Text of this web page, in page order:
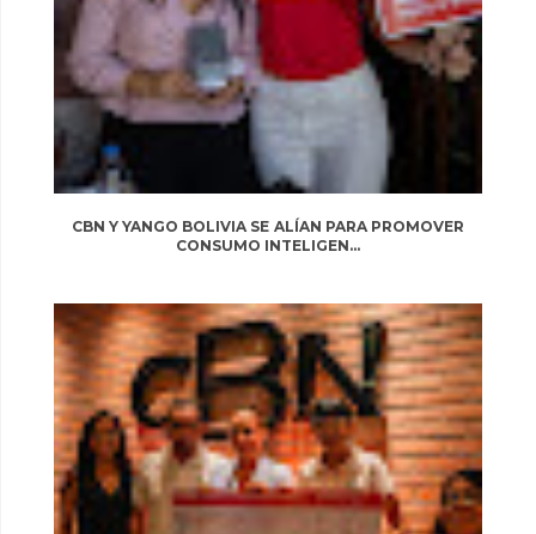
CBN Y YANGO BOLIVIA SE ALÍAN PARA PROMOVER
CONSUMO INTELIGEN...